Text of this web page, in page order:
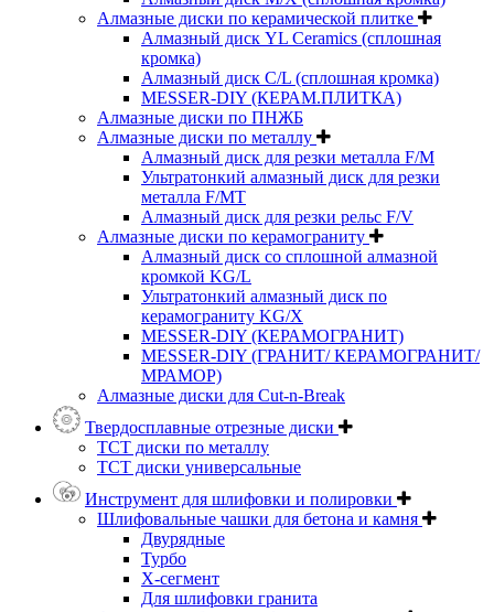
Алмазные диски по керамической плитке
Алмазный диск YL Ceramics (сплошная
кромка)
Алмазный диск C/L (сплошная кромка)
MESSER-DIY (КЕРАМ.ПЛИТКА)
Алмазные диски по ПНЖБ
Алмазные диски по металлу
Алмазный диск для резки металла F/M
Ультратонкий алмазный диск для резки
металла F/MT
Алмазный диск для резки рельс F/V
Алмазные диски по керамограниту
Алмазный диск со сплошной алмазной
кромкой KG/L
Ультратонкий алмазный диск по
керамограниту KG/X
MESSER-DIY (КЕРАМОГРАНИТ)
MESSER-DIY (ГРАНИТ/ КЕРАМОГРАНИТ/
МРАМОР)
Алмазные диски для Cut-n-Break
Твердосплавные отрезные диски
ТСТ диски по металлу
ТСТ диски универсальные
Инструмент для шлифовки и полировки
Шлифовальные чашки для бетона и камня
Двурядные
Турбо
Х-сегмент
Для шлифовки гранита